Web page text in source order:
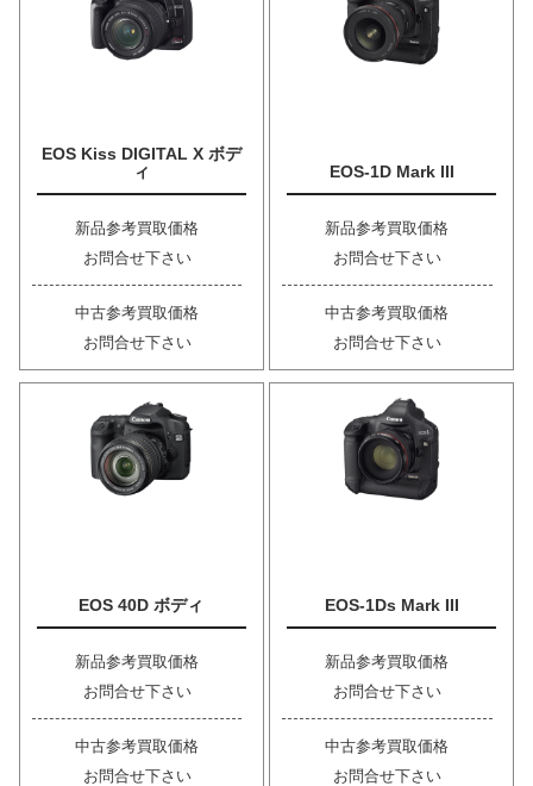
EOS Kiss DIGITAL X ボデ
ィ
新品参考買取価格
お問合せ下さい
中古参考買取価格
お問合せ下さい
EOS-1D Mark III
新品参考買取価格
お問合せ下さい
中古参考買取価格
お問合せ下さい
EOS 40D ボディ
新品参考買取価格
お問合せ下さい
中古参考買取価格
お問合せ下さい
EOS-1Ds Mark III
新品参考買取価格
お問合せ下さい
中古参考買取価格
お問合せ下さい